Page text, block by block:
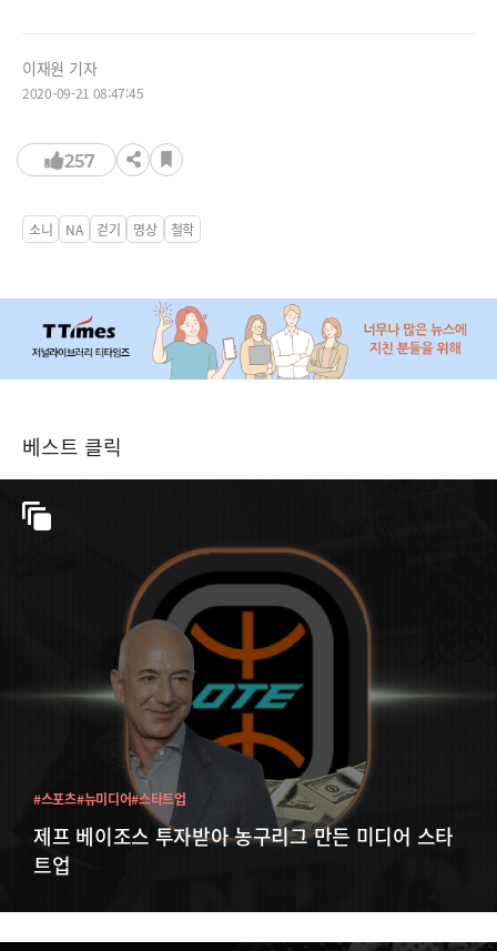
이재원 기자
2020-09-21 08:47:45
257
소니 NA 걷기 명상 철학
베스트 클릭
제프 베이조스 투자받아 농구리그 만든 미디어 스타
트업
#스포츠#뉴미디어#스타트업